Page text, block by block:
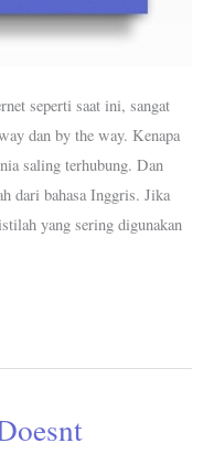
seperti saat ini, sangat
dan by the way. Kenapa
saling terhubung. Dan
dari bahasa Inggris. Jika
yang sering digunakan